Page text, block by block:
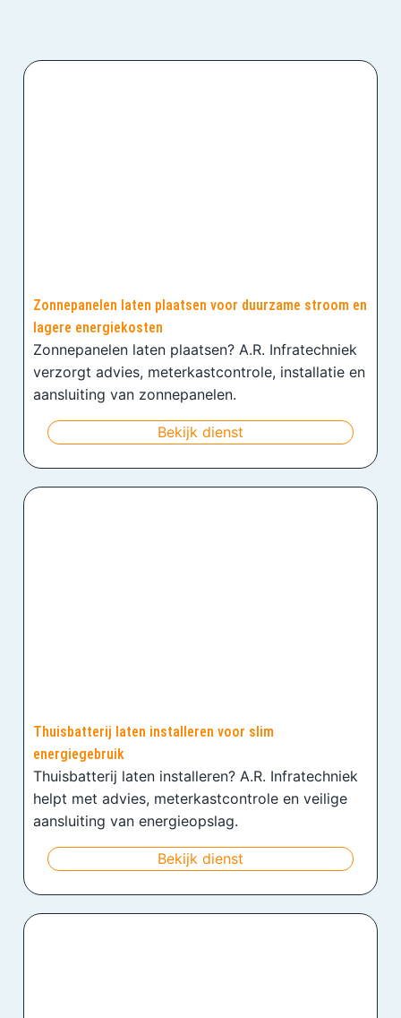
Zonnepanelen laten plaatsen voor duurzame stroom en
lagere energiekosten
Zonnepanelen laten plaatsen? A.R. Infratechniek
verzorgt advies, meterkastcontrole, installatie en
aansluiting van zonnepanelen.
Bekijk dienst
Thuisbatterij laten installeren voor slim
energiegebruik
Thuisbatterij laten installeren? A.R. Infratechniek
helpt met advies, meterkastcontrole en veilige
aansluiting van energieopslag.
Bekijk dienst